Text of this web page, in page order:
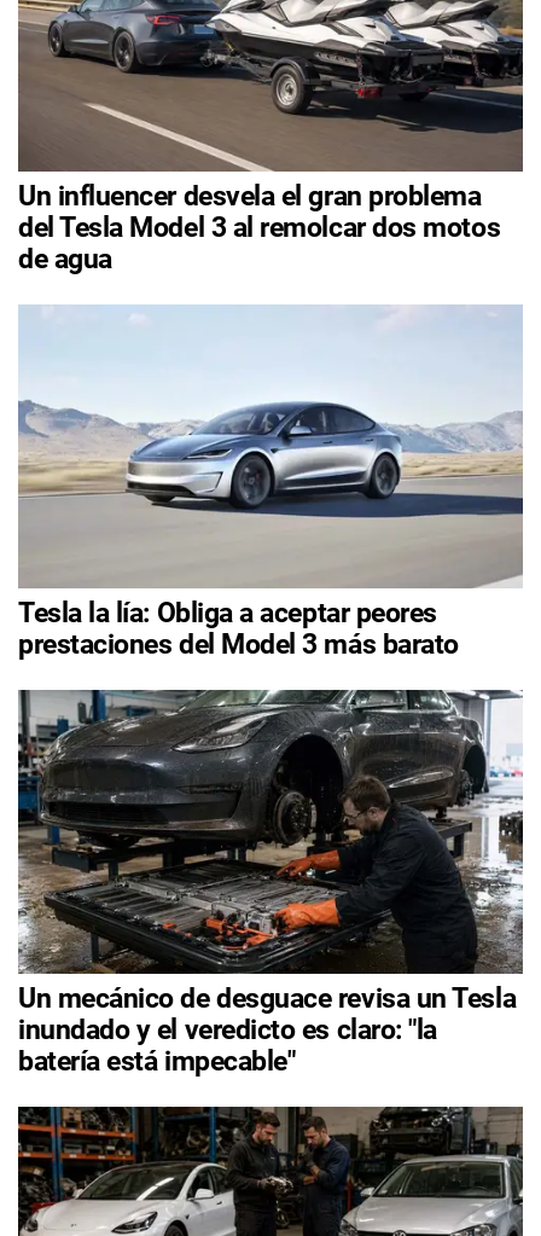
Un influencer desvela el gran problema
del Tesla Model 3 al remolcar dos motos
de agua
Tesla la lía: Obliga a aceptar peores
prestaciones del Model 3 más barato
Un mecánico de desguace revisa un Tesla
inundado y el veredicto es claro: "la
batería está impecable"